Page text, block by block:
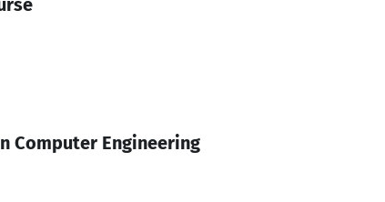
Computer Engineering